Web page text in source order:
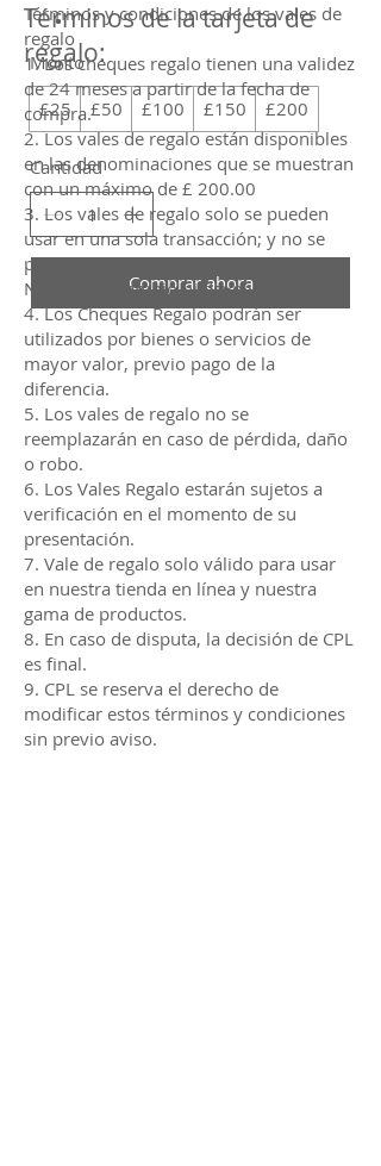
Monto
£25
£50 £100 £150 £200
Cantidad
Comprar ahora
Términos de la tarjeta de
regalo:
Términos y condiciones de los vales de
regalo
1. Los cheques regalo tienen una validez
de 24 meses a partir de la fecha de
compra.
2. Los vales de regalo están disponibles
en las denominaciones que se muestran
con un máximo de £ 200.00
3. Los vales de regalo solo se pueden
usar en una sola transacción; y no se
puede canjear por dinero en efectivo.
No se dará cambio ni devolución.
4. Los Cheques Regalo podrán ser
utilizados por bienes o servicios de
mayor valor, previo pago de la
diferencia.
5. Los vales de regalo no se
reemplazarán en caso de pérdida, daño
o robo.
6. Los Vales Regalo estarán sujetos a
verificación en el momento de su
presentación.
7. Vale de regalo solo válido para usar
en nuestra tienda en línea y nuestra
gama de productos.
8. En caso de disputa, la decisión de CPL
es final.
9. CPL se reserva el derecho de
modificar estos términos y condiciones
sin previo aviso.